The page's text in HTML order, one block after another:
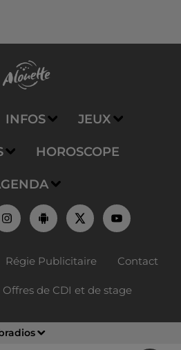
INFOS JEUX
HOROSCOPE
Régie Publicitaire Contact
Offres de CDI et de stage